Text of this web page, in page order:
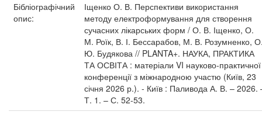
Бібліографічний
опис:
Іщенко О. В. Перспективи використання
методу електроформування для створення
сучасних лікарських форм / О. В. Іщенко, О.
М. Роїк, В. І. Бессарабов, М. В. Розумненко,
Ю. Будякова // PLANTA+. НАУКА, ПРАКТИКА
ТА ОСВІТА : матеріали VI науково-практичної
конференції з міжнародною участю (Київ, 23
січня 2026 р.). - Київ : Паливода А. В. – 2026.
Т. 1. – С. 52-53.